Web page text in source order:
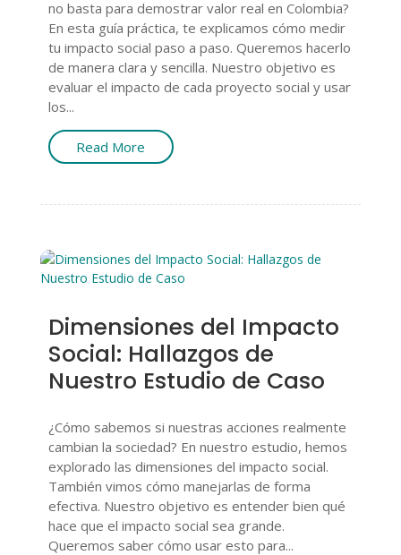
no basta para demostrar valor real en Colombia?
En esta guía práctica, te explicamos cómo medir
tu impacto social paso a paso. Queremos hacerlo
de manera clara y sencilla. Nuestro objetivo es
evaluar el impacto de cada proyecto social y usar
los...
Read More
Dimensiones del Impacto
Social: Hallazgos de
Nuestro Estudio de Caso
¿Cómo sabemos si nuestras acciones realmente
cambian la sociedad? En nuestro estudio, hemos
explorado las dimensiones del impacto social.
También vimos cómo manejarlas de forma
efectiva. Nuestro objetivo es entender bien qué
hace que el impacto social sea grande.
Queremos saber cómo usar esto para...